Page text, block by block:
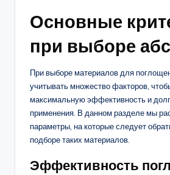
Основные
при выборе
При выборе материалов для
учитывать множество факторов,
максимальную эффективность и
применения. В данном разделе мы
параметры, на которые следует
подборе таких материалов.
Эффективность